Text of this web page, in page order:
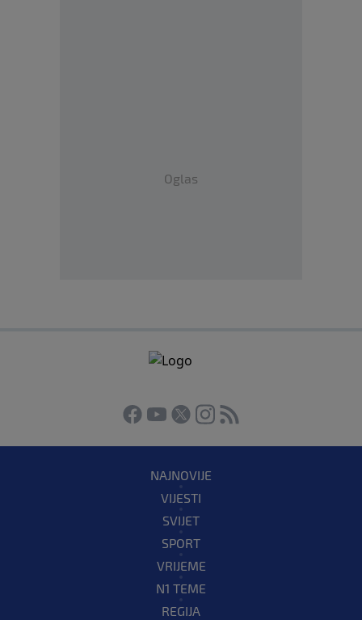
Oglas
NAJNOVIJE
VIJESTI
SVIJET
SPORT
VRIJEME
N1 TEME
REGIJA